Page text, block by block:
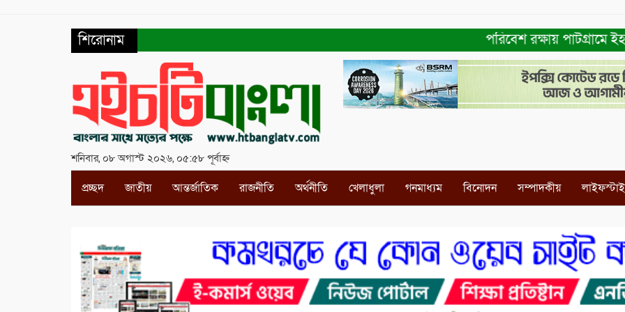
শিরোনাম পরিবেশ রক্ষায় পাটগ্রামে ইহসান
শনিবার, ০৮ অগাস্ট ২০২৬, ০৫:৫৮ পূর্বাহ্ন
প্রচ্ছদ জাতীয় আন্তর্জাতিক রাজনীতি অর্থনীতি খেলাধুলা গনমাধ্যম বিনোদন সম্পাদকীয়